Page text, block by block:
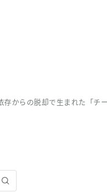
存からの脱却で生まれた「チ